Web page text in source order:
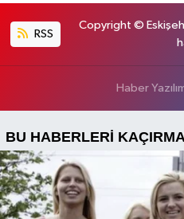
RSS
Copyright ©
Haber